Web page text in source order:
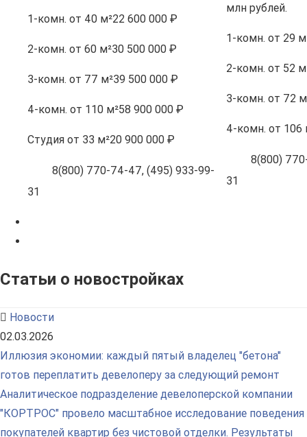
1-комн. от 40 м²22 600 000 ₽
2-комн. от 60 м²30 500 000 ₽
3-комн. от 77 м²39 500 000 ₽
4-комн. от 110 м²58 900 000 ₽
Студия от 33 м²20 900 000 ₽
8(800) 770-74-47, (495) 933-99-
31
млн рублей.
1-комн. от 29
2-комн. от 52
3-комн. от 72
4-комн. от 106
8(800)
31
Статьи о новостройках
Новости
02.03.2026
Иллюзия экономии: каждый пятый владелец "бетона"
готов переплатить девелоперу за следующий ремонт
Аналитическое подразделение девелоперской компании
"КОРТРОС" провело масштабное исследование поведения
покупателей квартир без чистовой отделки. Результаты